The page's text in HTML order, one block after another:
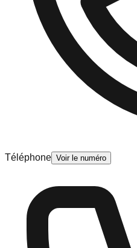
Téléphone Voir le numéro